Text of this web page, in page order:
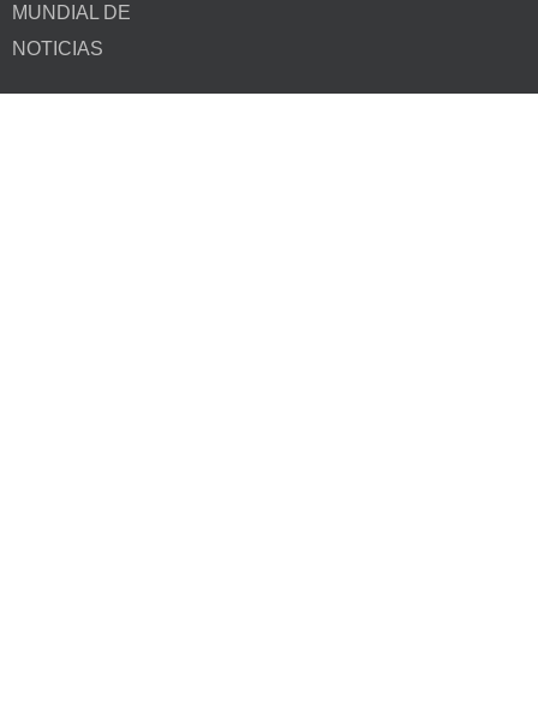
MUNDIAL DE
NOTICIAS